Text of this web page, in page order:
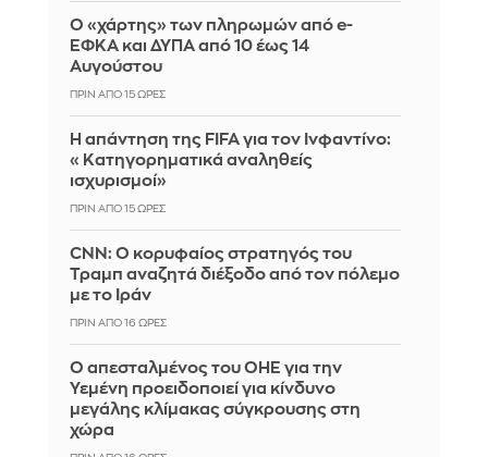
Ο «χάρτης» των πληρωμών από e-
ΕΦΚΑ και ΔΥΠΑ από 10 έως 14
Αυγούστου
ΠΡΙΝ ΑΠΌ 15 ΏΡΕΣ
Η απάντηση της FIFA για τον Ινφαντίνο:
«Κατηγορηματικά αναληθείς
ισχυρισμοί»
ΠΡΙΝ ΑΠΌ 15 ΏΡΕΣ
CNN: Ο κορυφαίος στρατηγός του
Τραμπ αναζητά διέξοδο από τον πόλεμο
με το Ιράν
ΠΡΙΝ ΑΠΌ 16 ΏΡΕΣ
Ο απεσταλμένος του ΟΗΕ για την
Υεμένη προειδοποιεί για κίνδυνο
μεγάλης κλίμακας σύγκρουσης στη
χώρα